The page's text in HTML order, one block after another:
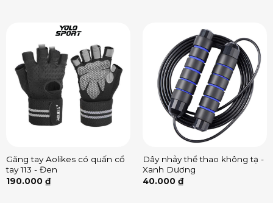
Găng tay Aolikes có quấn cổ
tay 113 - Đen
190.000 ₫
Dây nhảy thể thao không tạ -
Xanh Dương
40.000 ₫